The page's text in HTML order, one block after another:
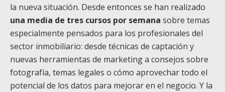
la nueva situación. Desde entonces se han realizado
una media de tres cursos por semana sobre temas
especialmente pensados para los profesionales del
sector inmobiliario: desde técnicas de captación y
nuevas herramientas de marketing a consejos sobre
fotografía, temas legales o cómo aprovechar todo el
potencial de los datos para mejorar en el negocio. Y la